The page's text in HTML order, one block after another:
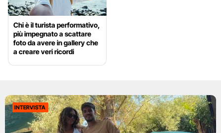
Chi è il turista performativo,
più impegnato a scattare
foto da avere in gallery che
a creare veri ricordi
INTERVISTA